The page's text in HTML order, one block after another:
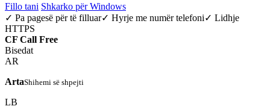
Fillo tani Shkarko për Windows
✓ Pa pagesë për të filluar✓ Hyrje me numër telefoni✓ Lidhje
HTTPS
CF Call Free
Bisedat
AR
ArtaShihemi së shpejti
LB